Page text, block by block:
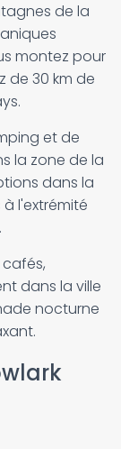
de la
montez pour
de 30 km de
et de
la zone de la
dans la
à l'extrémité
dans la ville
nocturne